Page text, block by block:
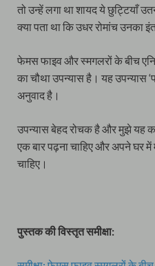
तो उन्हें लगा था शायद ये छुट्टियाँ
क्या पता था कि उधर रोमांच उनका
फेमस फाइव और स्मगलरों के बीच
का चौथा उपन्यास है। यह उपन्यास
अनुवाद है।
उपन्यास बेहद रोचक है और मुझे यह
एक बार पढ़ना चाहिए और अपने घर में
चाहिए।
पुस्तक की विस्तृत समीक्षा: